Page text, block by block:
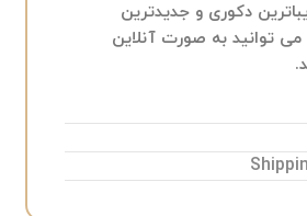
دکوری و جدیدترین
می توانید به صورت آنلاین